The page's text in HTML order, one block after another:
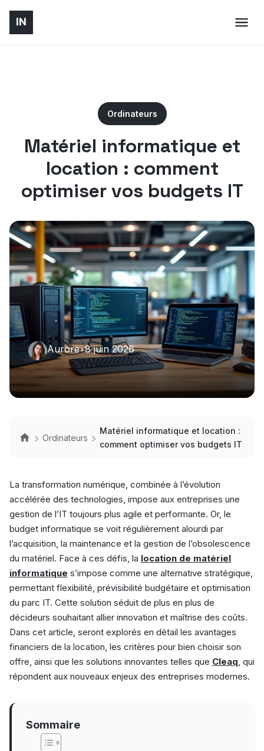
Ordinateurs
Matériel informatique et
location : comment
optimiser vos budgets IT
Aurore•8 juin 2026
Ordinateurs
Matériel informatique et location :
comment optimiser vos budgets IT
La transformation numérique, combinée à l’évolution
accélérée des technologies, impose aux entreprises une
gestion de l’IT toujours plus agile et performante. Or, le
budget informatique se voit régulièrement alourdi par
l’acquisition, la maintenance et la gestion de l’obsolescence
du matériel. Face à ces défis, la location de matériel
informatique s’impose comme une alternative stratégique,
permettant flexibilité, prévisibilité budgétaire et optimisation
du parc IT. Cette solution séduit de plus en plus de
décideurs souhaitant allier innovation et maîtrise des coûts.
Dans cet article, seront explorés en détail les avantages
financiers de la location, les critères pour bien choisir son
offre, ainsi que les solutions innovantes telles que Cleaq, qui
répondent aux nouveaux enjeux des entreprises modernes.
Sommaire